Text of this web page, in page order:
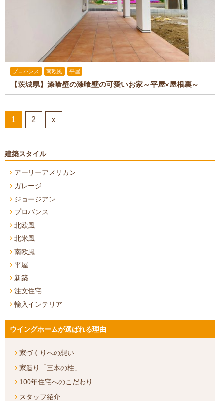
プロバンス 南欧風 平屋
【茨城県】漆喰壁の漆喰壁の可愛いお家～平屋×屋根裏～
1 2 »
建築スタイル
アーリーアメリカン
ガレージ
ジョージアン
プロバンス
北欧風
北米風
南欧風
平屋
新築
注文住宅
輸入インテリア
ウイングホームが選ばれる理由
家づくりへの想い
家造り「三本の柱」
100年住宅へのこだわり
スタッフ紹介